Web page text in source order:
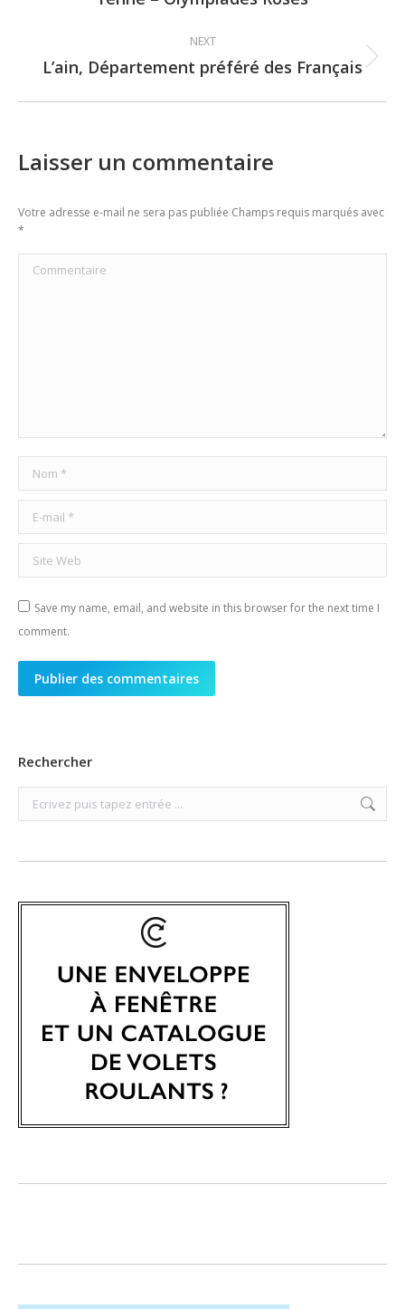
NEXT
Next
L’ain, Département préféré des Français
Laisser un commentaire
Votre adresse e-mail ne sera pas publiée Champs requis marqués avec
*
Commentaire
Nom *
E-mail *
Site Web
Save my name, email, and website in this browser for the next time I
comment.
Publier des commentaires
Rechercher
Search: